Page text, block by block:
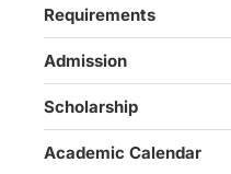
Requirements
Admission
Scholarship
Academic Calendar